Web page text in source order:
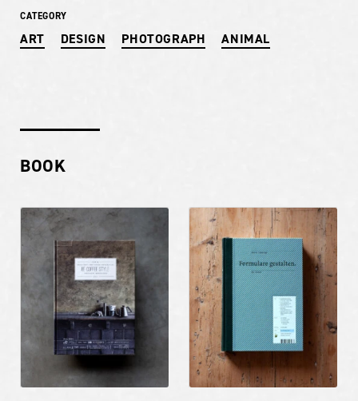
CATEGORY
ART DESIGN PHOTOGRAPH ANIMAL
BOOK